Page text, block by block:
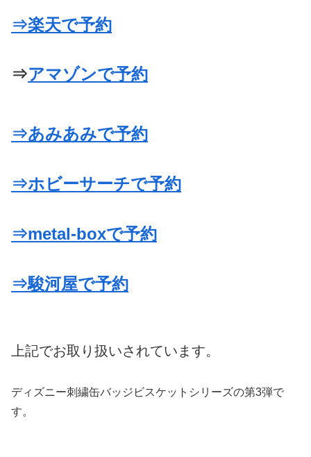
⇒楽天で予約
⇒アマゾンで予約
⇒あみあみで予約
⇒ホビーサーチで予約
⇒metal-boxで予約
⇒駿河屋で予約
上記でお取り扱いされています。
ディズニー刺繍缶バッジビスケットシリーズの第3弾で
す。